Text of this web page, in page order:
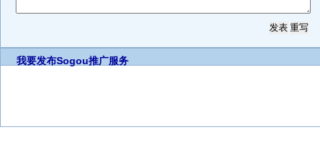
我要发布Sogou推广服务